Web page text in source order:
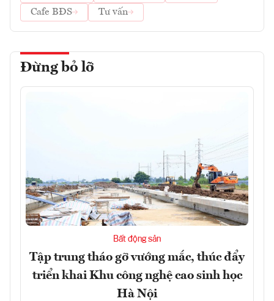
Cafe BĐS
Tư vấn
Đừng bỏ lỡ
Bất động sản
Tập trung tháo gỡ vướng mắc, thúc đẩy
triển khai Khu công nghệ cao sinh học
Hà Nội